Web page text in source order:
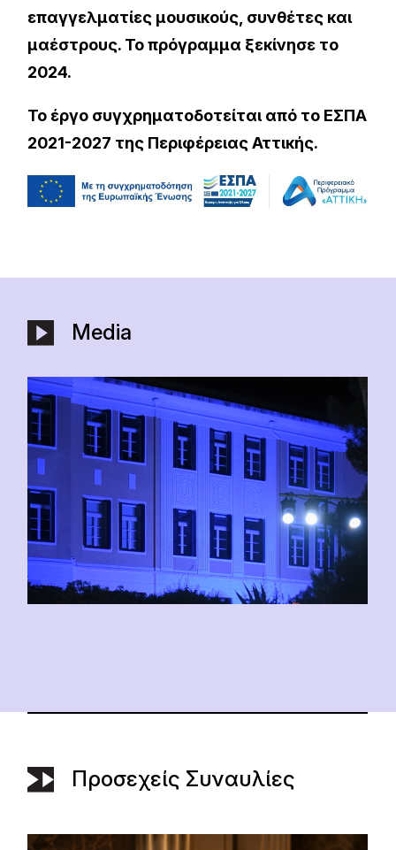
επαγγελματίες μουσικούς, συνθέτες και
μαέστρους. Το πρόγραμμα ξεκίνησε το
2024.
Το έργο συγχρηματοδοτείται από το ΕΣΠΑ
2021-2027 της Περιφέρειας Αττικής.
Media
Προσεχείς Συναυλίες